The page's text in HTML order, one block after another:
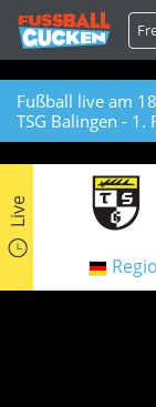
Fußball live am
TSG Balingen - 1.
Live